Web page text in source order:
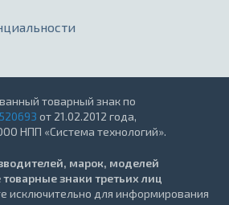
товарный знак по
от 21.02.2012 года,
НПП «Система технологий».
марок, моделей
знаки третьих лиц
исключительно для информирования